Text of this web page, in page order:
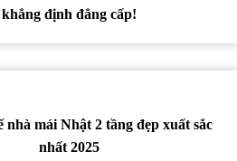
khẳng định đẳng cấp!
nhà mái Nhật 2 tầng đẹp xuất sắc
nhất 2025